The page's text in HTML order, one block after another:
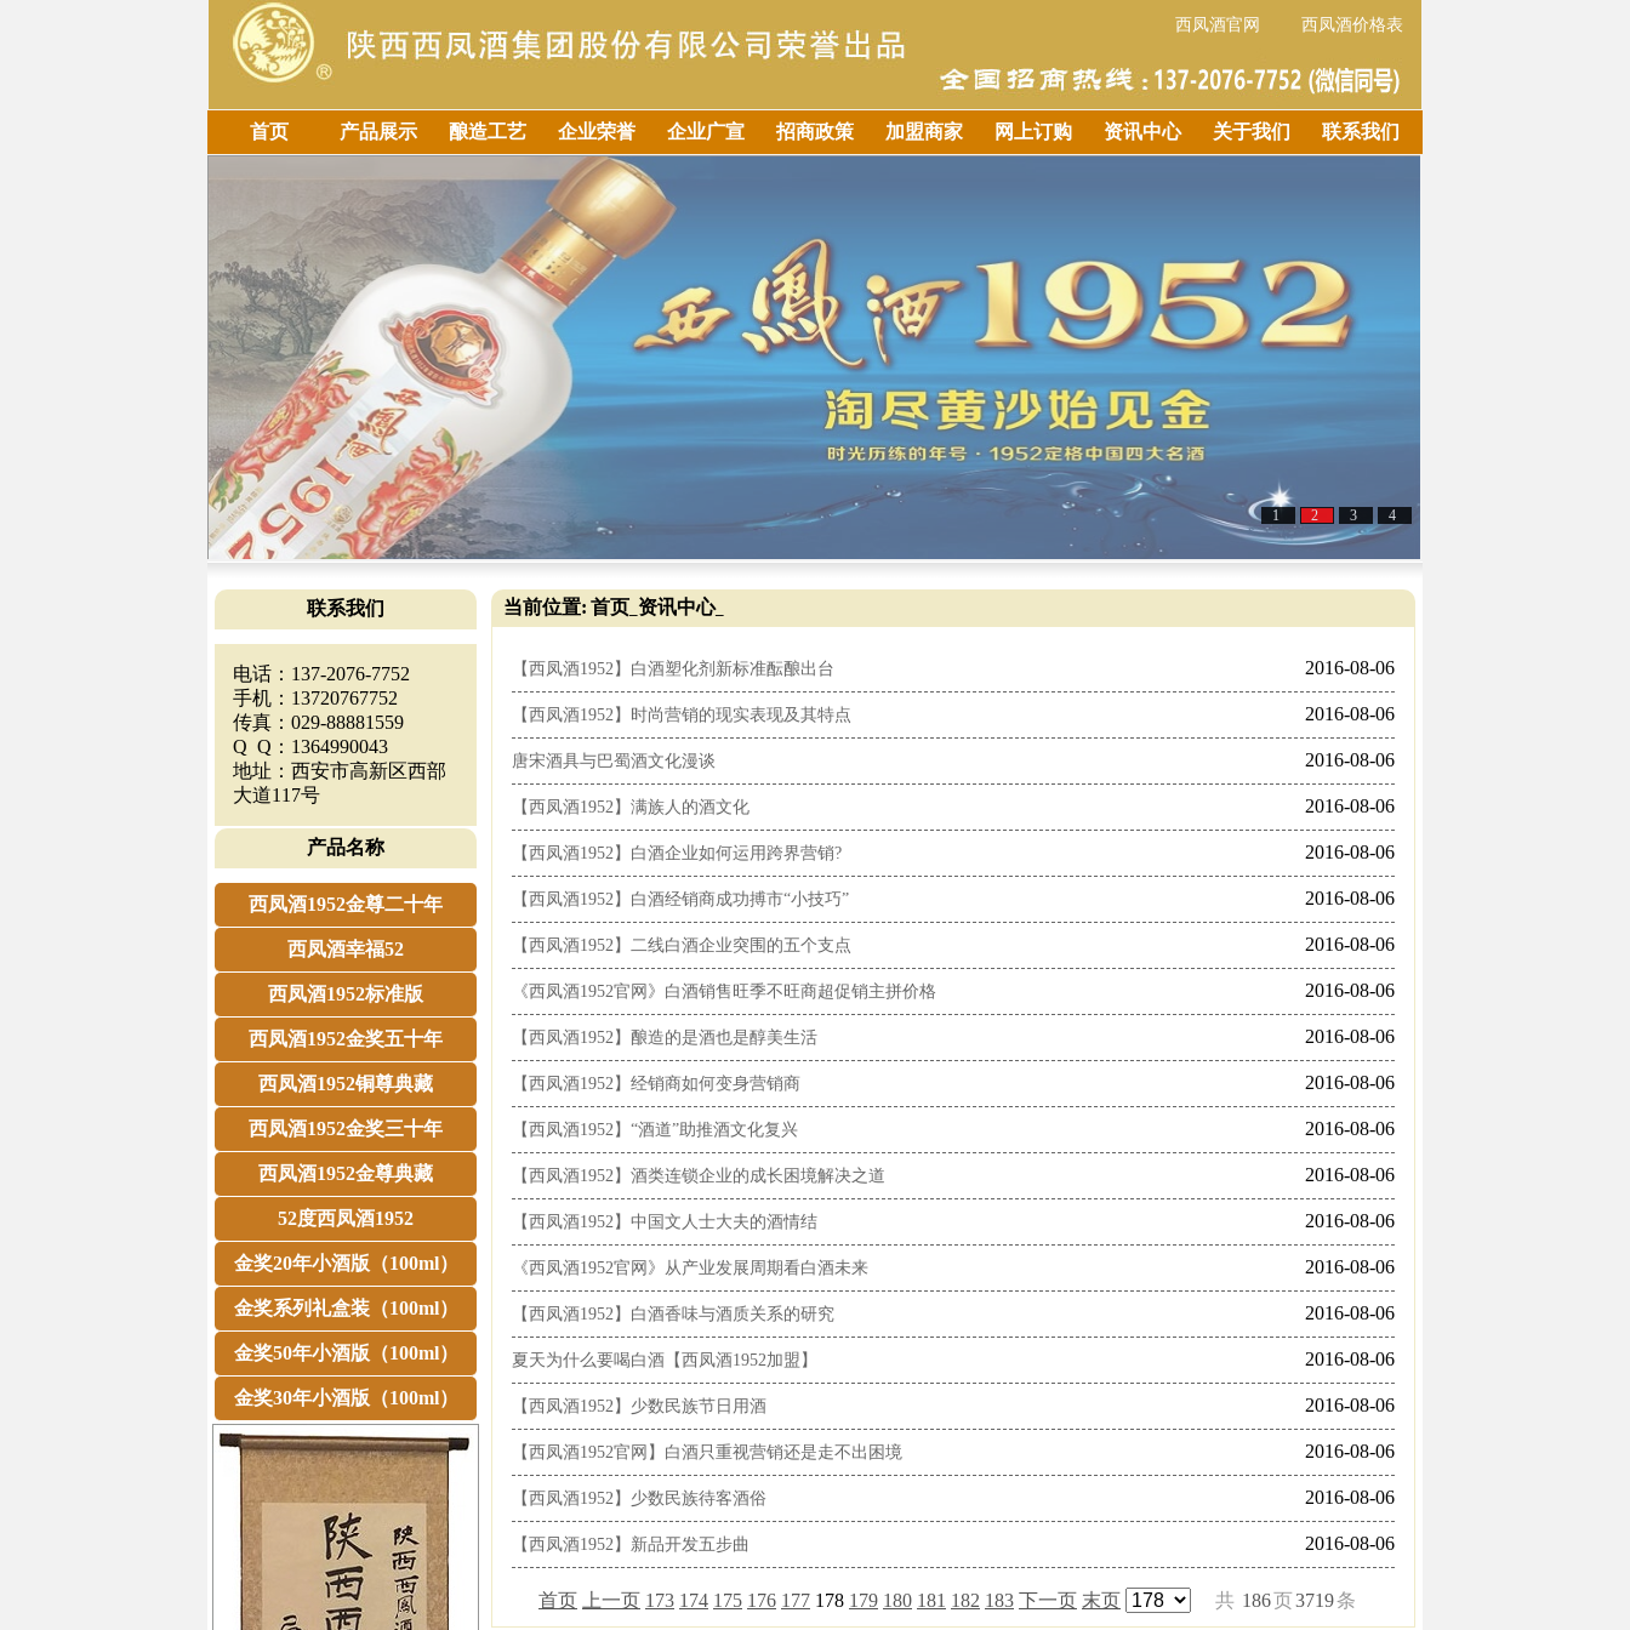
西凤酒官网 西凤酒价格表
首页 产品展示 酿造工艺 企业荣誉 企业广宣 招商政策 加盟商家 网上订购 资讯中心 关于我们 联系我们
1 2 3 4
联系我们
电话：137-2076-7752
手机：13720767752
传真：029-88881559
Q Q：1364990043
地址：西安市高新区西部
大道117号
产品名称
西凤酒1952金尊二十年
西凤酒幸福52
西凤酒1952标准版
西凤酒1952金奖五十年
西凤酒1952铜尊典藏
西凤酒1952金奖三十年
西凤酒1952金尊典藏
52度西凤酒1952
金奖20年小酒版（100ml）
金奖系列礼盒装（100ml）
金奖50年小酒版（100ml）
金奖30年小酒版（100ml）
当前位置: 首页 资讯中心_
【西凤酒1952】白酒塑化剂新标准酝酿出台 2016-08-06
【西凤酒1952】时尚营销的现实表现及其特点 2016-08-06
唐宋酒具与巴蜀酒文化漫谈 2016-08-06
【西凤酒1952】满族人的酒文化 2016-08-06
【西凤酒1952】白酒企业如何运用跨界营销? 2016-08-06
【西凤酒1952】白酒经销商成功搏市“小技巧” 2016-08-06
【西凤酒1952】二线白酒企业突围的五个支点 2016-08-06
《西凤酒1952官网》白酒销售旺季不旺商超促销主拼价格 2016-08-06
【西凤酒1952】酿造的是酒也是醇美生活 2016-08-06
【西凤酒1952】经销商如何变身营销商 2016-08-06
【西凤酒1952】“酒道”助推酒文化复兴 2016-08-06
【西凤酒1952】酒类连锁企业的成长困境解决之道 2016-08-06
【西凤酒1952】中国文人士大夫的酒情结 2016-08-06
《西凤酒1952官网》从产业发展周期看白酒未来 2016-08-06
【西凤酒1952】白酒香味与酒质关系的研究 2016-08-06
夏天为什么要喝白酒【西凤酒1952加盟】 2016-08-06
【西凤酒1952】少数民族节日用酒 2016-08-06
【西凤酒1952官网】白酒只重视营销还是走不出困境 2016-08-06
【西凤酒1952】少数民族待客酒俗 2016-08-06
【西凤酒1952】新品开发五步曲 2016-08-06
首页 上一页 173 174 175 176 177 178 179 180 181 182 183 下一页 末页 共 186页3719条